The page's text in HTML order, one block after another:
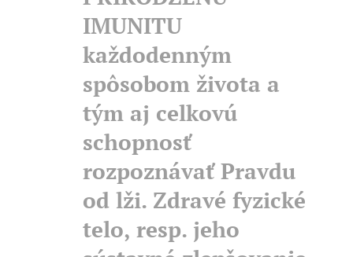
IMUNITU
každodenným
spôsobom života a
tým aj celkovú
schopnosť
rozpoznávať Pravdu
od lži. Zdravé fyzické
telo, resp. jeho